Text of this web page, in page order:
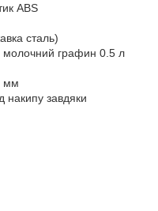
ABS
сталь)
молочний графин 0.5 л
мм
накипу завдяки